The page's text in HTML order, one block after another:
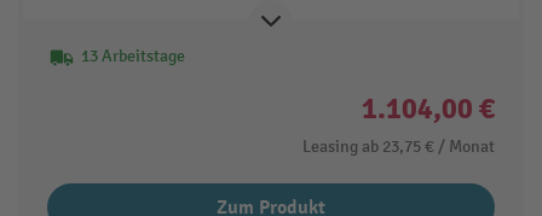
13 Arbeitstage
1.104,00 €
Leasing ab 23,75 € / Monat
Zum Produkt